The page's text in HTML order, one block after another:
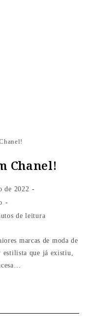
Chanel!
de 2022
de leitura
marcas de moda de
estilista que já existiu,